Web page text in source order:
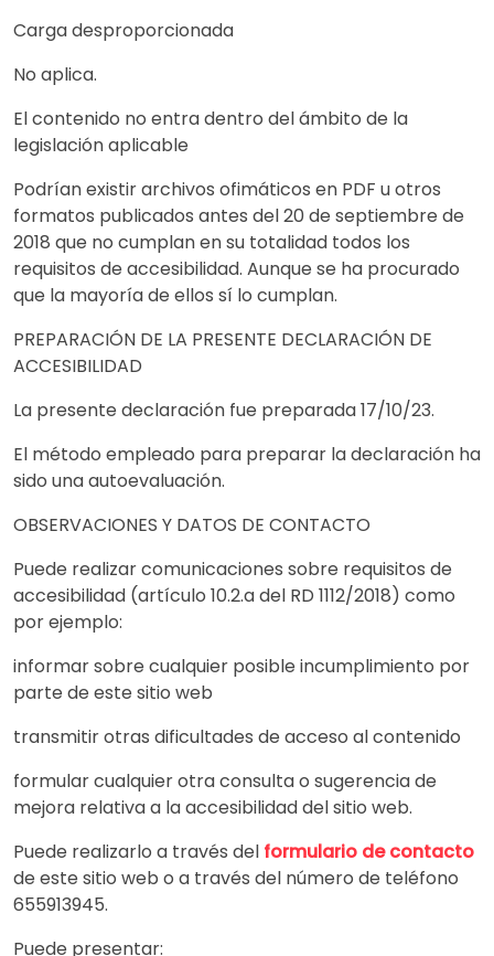
Carga desproporcionada
No aplica.
El contenido no entra dentro del ámbito de la
legislación aplicable
Podrían existir archivos ofimáticos en PDF u otros
formatos publicados antes del 20 de septiembre de
2018 que no cumplan en su totalidad todos los
requisitos de accesibilidad. Aunque se ha procurado
que la mayoría de ellos sí lo cumplan.
PREPARACIÓN DE LA PRESENTE DECLARACIÓN DE
ACCESIBILIDAD
La presente declaración fue preparada 17/10/23.
El método empleado para preparar la declaración ha
sido una autoevaluación.
OBSERVACIONES Y DATOS DE CONTACTO
Puede realizar comunicaciones sobre requisitos de
accesibilidad (artículo 10.2.a del RD 1112/2018) como
por ejemplo:
informar sobre cualquier posible incumplimiento por
parte de este sitio web
transmitir otras dificultades de acceso al contenido
formular cualquier otra consulta o sugerencia de
mejora relativa a la accesibilidad del sitio web.
Puede realizarlo a través del formulario de contacto
de este sitio web o a través del número de teléfono
655913945.
Puede presentar: